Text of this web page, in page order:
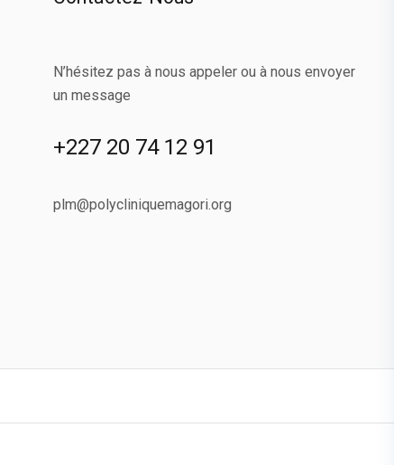
N’hésitez pas à nous appeler ou à nous envoyer
un message
+227 20 74 12 91
plm@polycliniquemagori.org